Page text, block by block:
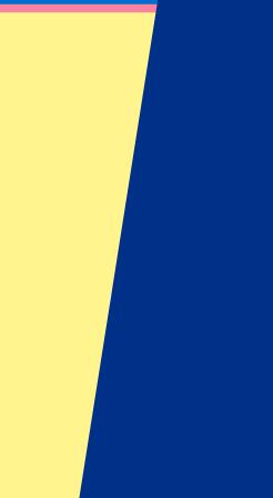
Mutua Madrid Open:
26 avril 2025 à 11:00
Madrid, Espagne
Mutua Madrid Open:
26 avril 2025 à 11:00 • Madrid,
Date confirmée
Cet événement est terminé
Cet événement est terminé